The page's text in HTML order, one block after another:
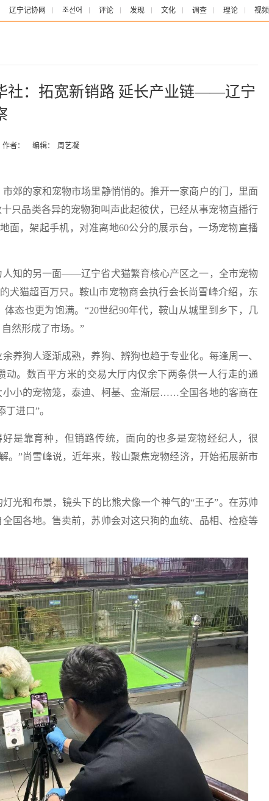
辽宁记协网 조선어 评论 发现 文化 调查 理论 视频
社：拓宽新销路 延长产业链——辽宁
作者： 编辑： 周艺凝
的家和宠物市场里静悄悄的。推开一家商户的门，里面
只品类各异的宠物狗叫声此起彼伏，已经从事宠物直播行
面，架起手机，对准离地60公分的展示台，一场宠物直播
知的另一面——辽宁省犬猫繁育核心产区之一，全市宠物
犬猫超百万只。鞍山市宠物商会执行会长尚雪峰介绍，东
态也更为饱满。“20世纪90年代，鞍山从城里到乡下，几
然形成了市场。”
狗人逐渐成熟，养狗、辨狗也趋于专业化。每逢周一、
动。数百平方米的交易大厅内仅余下两条供一人行走的通
小小的宠物笼，泰迪、柯基、金渐层……全国各地的客商在
进口”。
靠育种，但销路传统，面向的也多是宠物经纪人，很
。”尚雪峰说，近年来，鞍山聚焦宠物经济，开始拓展新市
和布景，镜头下的比熊犬像一个神气的“王子”。在苏帅
国各地。售卖前，苏帅会对这只狗的血统、品相、检疫等